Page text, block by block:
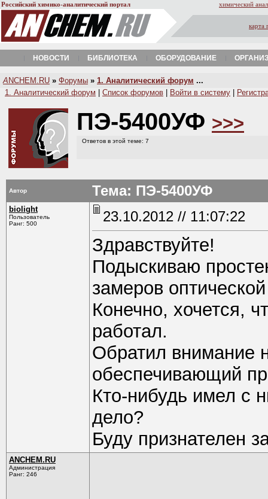
Российский химико-аналитический портал химический
карта
НОВОСТИ БИБЛИОТЕКА ОБОРУДОВАНИЕ
A NCHEM.RU » Форумы » 1. Аналитический форум ...
1. Аналитический форум
Список форумов Войти в систему
ПЭ-5400УФ >>>
Ответов в этой теме: 7
Автор Тема: ПЭ-5400УФ
biolight
Пользователь
Ранг: 500
23.10.2012 // 11:07:22
Здравствуйте!
Подыскиваю
замеров
Конечно, хочется,
работал.
Обратил внимание
обеспечивающий
Кто-нибудь имел с
дело?
Буду признателен
ANCHEM.RU
Администрация
Ранг: 246